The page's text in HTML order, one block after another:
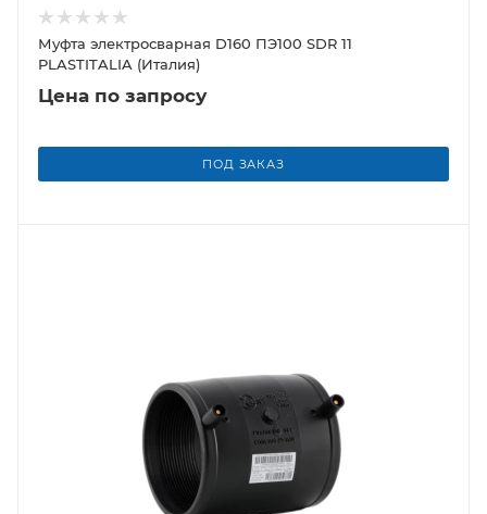
Муфта электросварная D160 ПЭ100 SDR 11
PLASTITALIA (Италия)
Цена по запросу
ПОД ЗАКАЗ